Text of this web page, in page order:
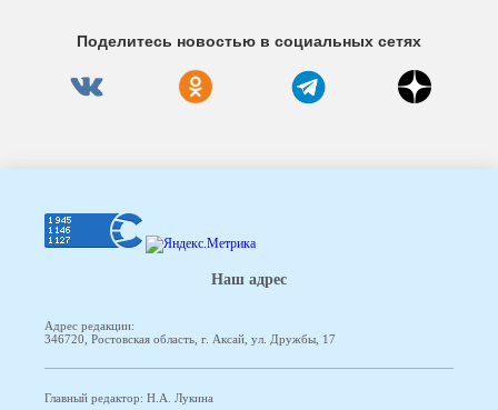
Поделитесь новостью в социальных сетях
Наш адрес
Адрес редакции:
346720, Ростовская область, г. Аксай, ул. Дружбы, 17
Главный редактор: Н.А. Лукина